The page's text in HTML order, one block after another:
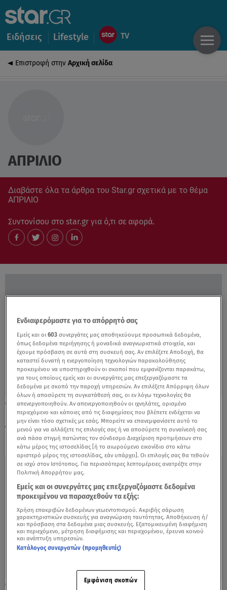
Ειδήσεις Lifestyle
Επιστροφή στην Αρχική σελίδα
ΑΠΡΙΛΙΟ
Διαβάστε όλα τα άρθρα του Star.gr σχετικά με το θέμα
ΑΠΡΙΛΙΟ
Συντονίσου στο star.gr για ό,τι σε αφορά.
13.04.20, 20:18
Γιατί σας συμφέρει να πάρετε Mitsubishi
τον Απρίλιο
Ενδιαφερόμαστε για το απόρρητό σας
Εμείς και οι603 συνεργάτες μας αποθηκεύουμε προσωπικά δεδομένα,
όπως δεδομένα περιήγησης ή μοναδικά αναγνωριστικά στοιχεία, και
έχουμε πρόσβαση σε αυτά στη συσκευή σας. Αν επιλέξετε Αποδοχή, θα
καταστεί δυνατή η ενεργοποίηση τεχνολογιών παρακολούθησης
προκειμένου να υποστηριχθούν οι σκοποί που εμφανίζονται παρακάτω,
για τους οποίους εμείς και οι συνεργάτες μας επεξεργαζόμαστε τα
δεδομένα με σκοπό την παροχή υπηρεσιών. Αν επιλέξετε Απόρριψη όλων
όλων ή αποσύρετε τη συγκατάθεσή σας, οι εν λόγω τεχνολογίες θα
απενεργοποιηθούν. Αν απενεργοποιηθούν οι ιχνηλάτες, ορισμένο
περιεχόμενο και κάποιες από τις διαφημίσεις που βλέπετε ενδέχεται να
μην είναι τόσο σχετικές με εσάς. Μπορείτε να επανεμφανίσετε αυτό το
μενού για να αλλάξετε τις επιλογές σας ή να αποσύρετε τη συναίνεσή σας
ανά πάσα στιγμή πατώντας τον σύνδεσμο Διαχείριση προτιμήσεων στο
κάτω μέρος της ιστοσελίδας [ή το αιωρούμενο εικονίδιο στο κάτω
αριστερό μέρος της ιστοσελίδας, εάν υπάρχει]. Οι επιλογές σας θα τεθούν
σε ισχύ στον Ιστότοπος. Για περισσότερες λεπτομέρειες ανατρέξτε στην
Πολιτική Απορρήτου μας.
Εμείς και οι συνεργάτες μας επεξεργαζόμαστε δεδομένα
προκειμένου να παρασχεθούν τα εξής:
Χρήση επακριβών δεδομένων γεωεντοπισμού. Ακριβής σάρωση
χαρακτηριστικών συσκευής για αναγνώριση ταυτότητας. Αποθήκευση ή/
και πρόσβαση στα δεδομένα μιας συσκευής. Εξατομικευμένη διαφήμιση
και περιεχόμενο, μέτρηση διαφήμισης και περιεχομένου, έρευνα κοινού
και ανάπτυξη υπηρεσιών.
Κατάλογος συνεργατών (προμηθευτές)
Εμφάνιση σκοπών